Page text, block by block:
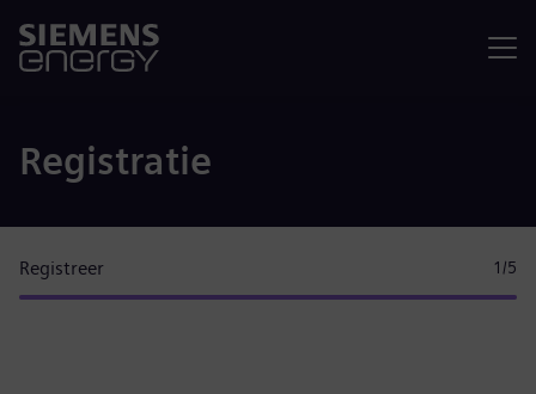
Registratie
Registreer 1 /5